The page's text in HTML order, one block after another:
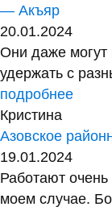
— Акъяр
20.01.2024
Они даже могут
удержать с
подробнее
Кристина
Азовское
19.01.2024
Работают
моем случае.